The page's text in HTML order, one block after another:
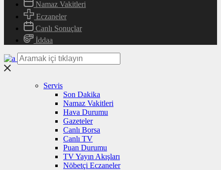
Namaz Vakitleri
Eczaneler
Canlı Sonuçlar
İddaa
Servis
Son Dakika
Namaz Vakitleri
Hava Durumu
Gazeteler
Canlı Borsa
Canlı TV
Puan Durumu
TV Yayın Akışları
Nöbetçi Eczaneler